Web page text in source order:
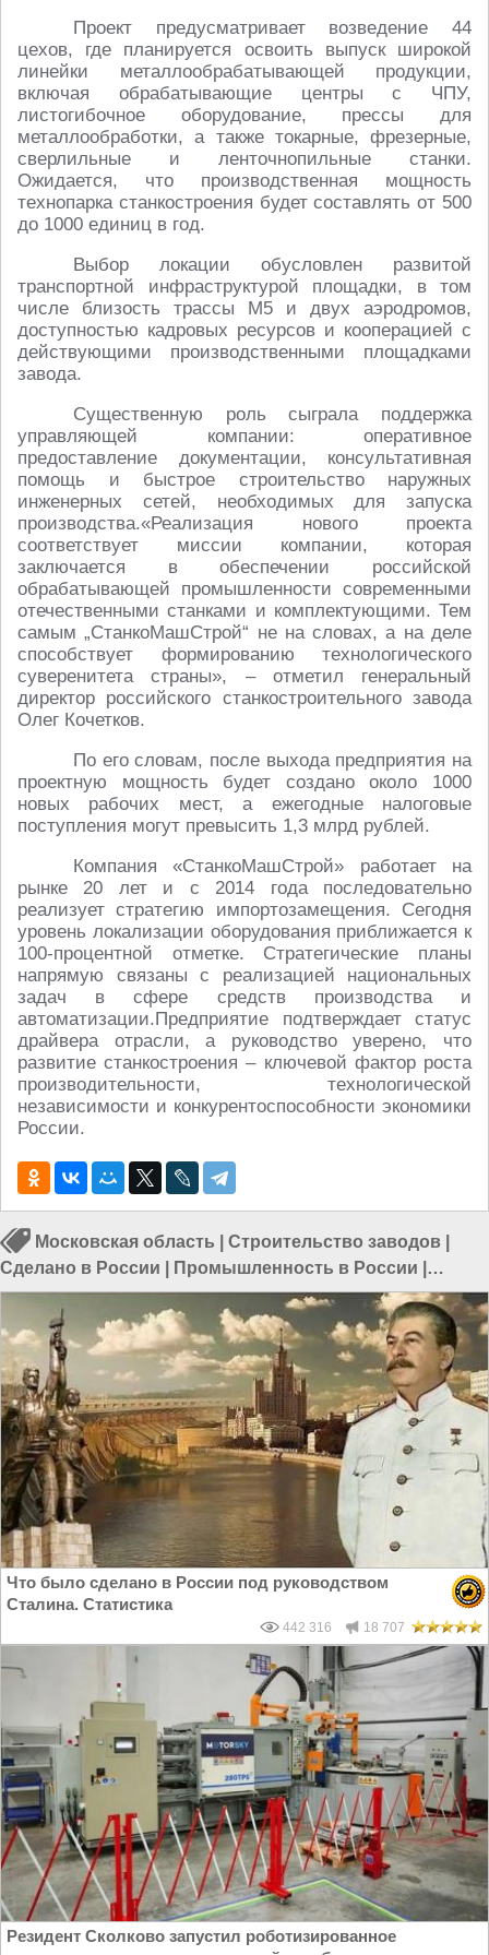
Проект предусматривает возведение 44
цехов, где планируется освоить выпуск широкой
линейки металлообрабатывающей продукции,
включая обрабатывающие центры с ЧПУ,
листогибочное оборудование, прессы для
металлообработки, а также токарные, фрезерные,
сверлильные и ленточнопильные станки.
Ожидается, что производственная мощность
технопарка станкостроения будет составлять от 500
до 1000 единиц в год.
Выбор локации обусловлен развитой
транспортной инфраструктурой площадки, в том
числе близость трассы М5 и двух аэродромов,
доступностью кадровых ресурсов и кооперацией с
действующими производственными площадками
завода.
Существенную роль сыграла поддержка
управляющей компании: оперативное
предоставление документации, консультативная
помощь и быстрое строительство наружных
инженерных сетей, необходимых для запуска
производства.«Реализация нового проекта
соответствует миссии компании, которая
заключается в обеспечении российской
обрабатывающей промышленности современными
отечественными станками и комплектующими. Тем
самым „СтанкоМашСтрой“ не на словах, а на деле
способствует формированию технологического
суверенитета страны», – отметил генеральный
директор российского станкостроительного завода
Олег Кочетков.
По его словам, после выхода предприятия на
проектную мощность будет создано около 1000
новых рабочих мест, а ежегодные налоговые
поступления могут превысить 1,3 млрд рублей.
Компания «СтанкоМашСтрой» работает на
рынке 20 лет и с 2014 года последовательно
реализует стратегию импортозамещения. Сегодня
уровень локализации оборудования приближается к
100-процентной отметке. Стратегические планы
напрямую связаны с реализацией национальных
задач в сфере средств производства и
автоматизации.Предприятие подтверждает статус
драйвера отрасли, а руководство уверено, что
развитие станкостроения – ключевой фактор роста
производительности, технологической
независимости и конкурентоспособности экономики
России.
Московская область Строительство заводов
Сделано в России
Промышленность в России
Строительство в России
Что было сделано в России под руководством
Сталина. Статистика
442 316 18 707
Резидент Сколково запустил роботизированное